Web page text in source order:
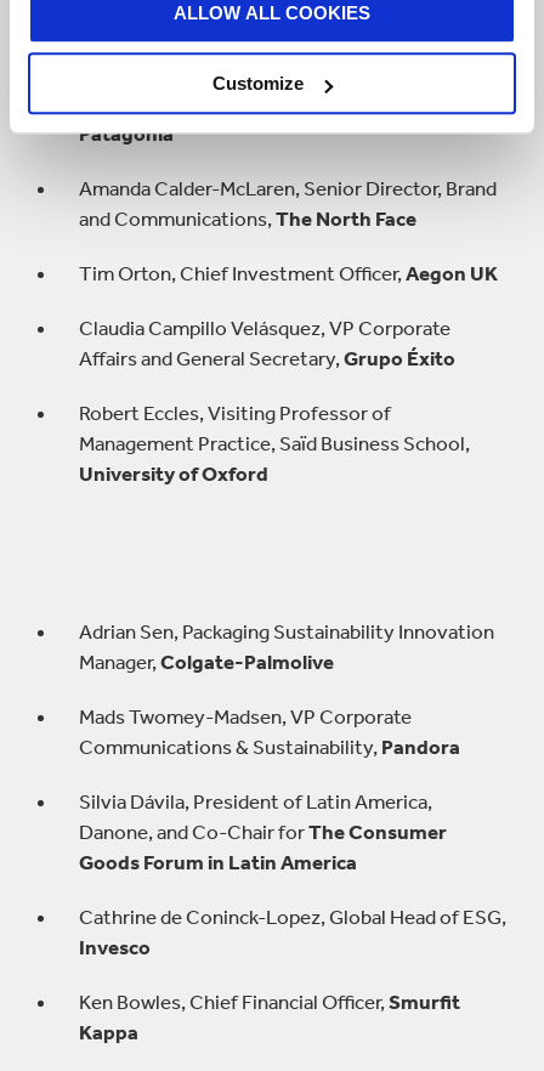
ALLOW ALL COOKIES
Customize
Simon Boas Hoffmeyer, Senior Director, Group
Sustainability & ESG,Carlsberg Group
Patagonia
Amanda Calder-McLaren, Senior Director, Brand
and Communications, The North Face
Tim Orton, Chief Investment Officer,Aegon UK
Claudia Campillo Velásquez, VP Corporate
Affairs and General Secretary,Grupo Éxito
Robert Eccles, Visiting Professor of
Management Practice, Saïd Business School,
University of Oxford
Adrian Sen, Packaging Sustainability Innovation
Manager,Colgate-Palmolive
Mads Twomey-Madsen, VP Corporate
Communications & Sustainability, Pandora
Silvia Dávila, President of Latin America,
Danone, and Co-Chair forThe Consumer
Goods Forum in Latin America
Cathrine de Coninck-Lopez, Global Head of ESG,
Invesco
Ken Bowles, Chief Financial Officer,Smurfit
Kappa